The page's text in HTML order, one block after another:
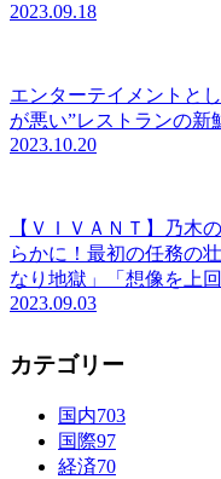
2023.09.18
エンターテイメントと
が悪い”レストランの新
2023.10.20
【ＶＩＶＡＮＴ】乃木
らかに！最初の任務の
なり地獄」「想像を上回
2023.09.03
カテゴリー
国内703
国際97
経済70